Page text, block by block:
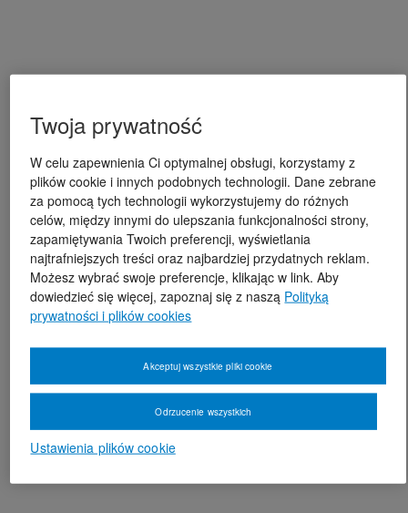
Twoja prywatność
W celu zapewnienia Ci optymalnej obsługi, korzystamy z
plików cookie i innych podobnych technologii. Dane zebrane
za pomocą tych technologii wykorzystujemy do różnych
celów, między innymi do ulepszania funkcjonalności strony,
zapamiętywania Twoich preferencji, wyświetlania
najtrafniejszych treści oraz najbardziej przydatnych reklam.
Możesz wybrać swoje preferencje, klikając w link. Aby
dowiedzieć się więcej, zapoznaj się z naszą Polityką
prywatności i plików cookies
Ustawienia plików cookie
Odrzucenie wszystkich
Akceptuj wszystkie pliki cookie